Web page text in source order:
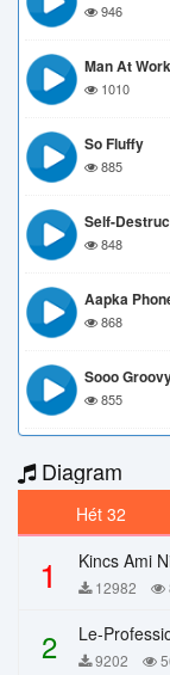
946
Man At Work
1010
So Fluffy
885
Self-
848
Aapka
868
Sooo
855
Diagram
Hét 32
1 Kincs Ami
12982
2 9202